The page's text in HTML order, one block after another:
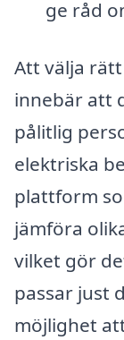
ge råd
Att välja
innebär att
pålitlig
elektriska
plattform
jämföra
vilket gör
passar just
möjlighet